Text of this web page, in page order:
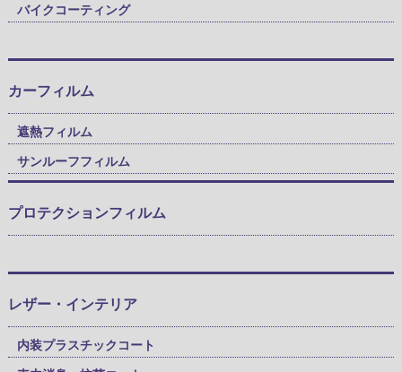
バイクコーティング
カーフィルム
遮熱フィルム
サンルーフフィルム
プロテクションフィルム
レザー・インテリア
内装プラスチックコート